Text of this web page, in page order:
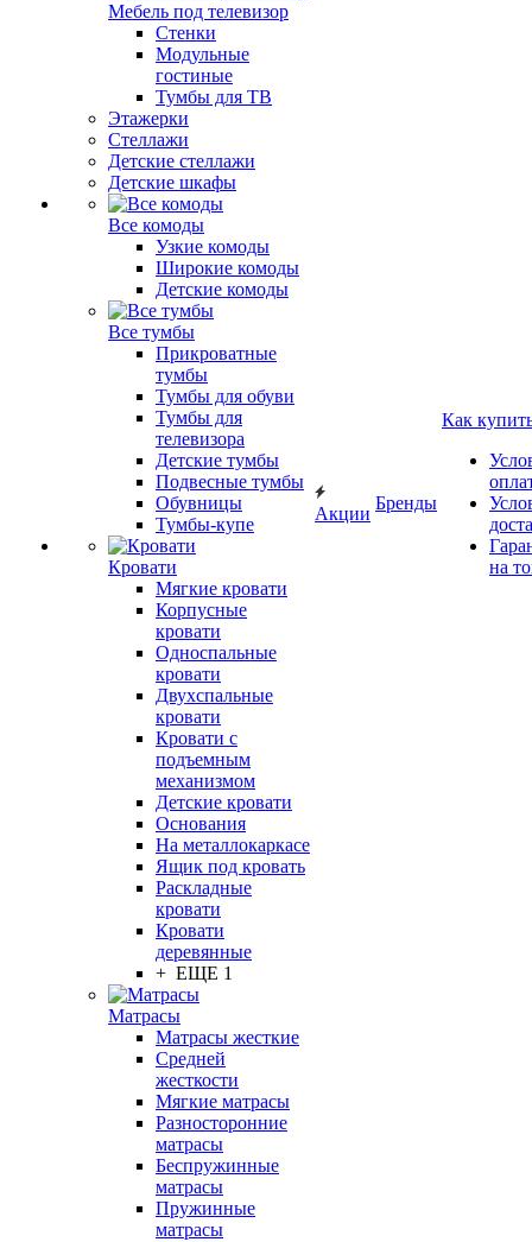
Мебель под телевизор
Стенки
Модульные
гостиные
Тумбы для ТВ
Этажерки
Стеллажи
Детские стеллажи
Детские шкафы
Все комоды
Узкие комоды
Широкие комоды
Детские комоды
Все тумбы
Прикроватные
тумбы
Тумбы для обуви
Тумбы для
телевизора
Детские тумбы
Подвесные тумбы
Обувницы
Тумбы-купе
Кровати
Мягкие кровати
Корпусные
кровати
Односпальные
кровати
Двухспальные
кровати
Кровати с
подъемным
механизмом
Детские кровати
Основания
На металлокаркасе
Ящик под кровать
Раскладные
кровати
Кровати
деревянные
+ ЕЩЕ 1
Матрасы
Матрасы жесткие
Средней
жесткости
Мягкие матрасы
Разносторонние
матрасы
Беспружинные
матрасы
Пружинные
матрасы
Акции
Бренды
Как
на